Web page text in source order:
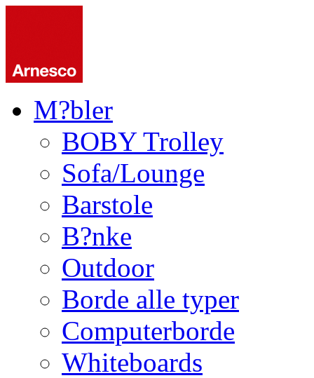
M?bler
BOBY Trolley
Sofa/Lounge
Barstole
B?nke
Outdoor
Borde alle typer
Computerborde
Whiteboards